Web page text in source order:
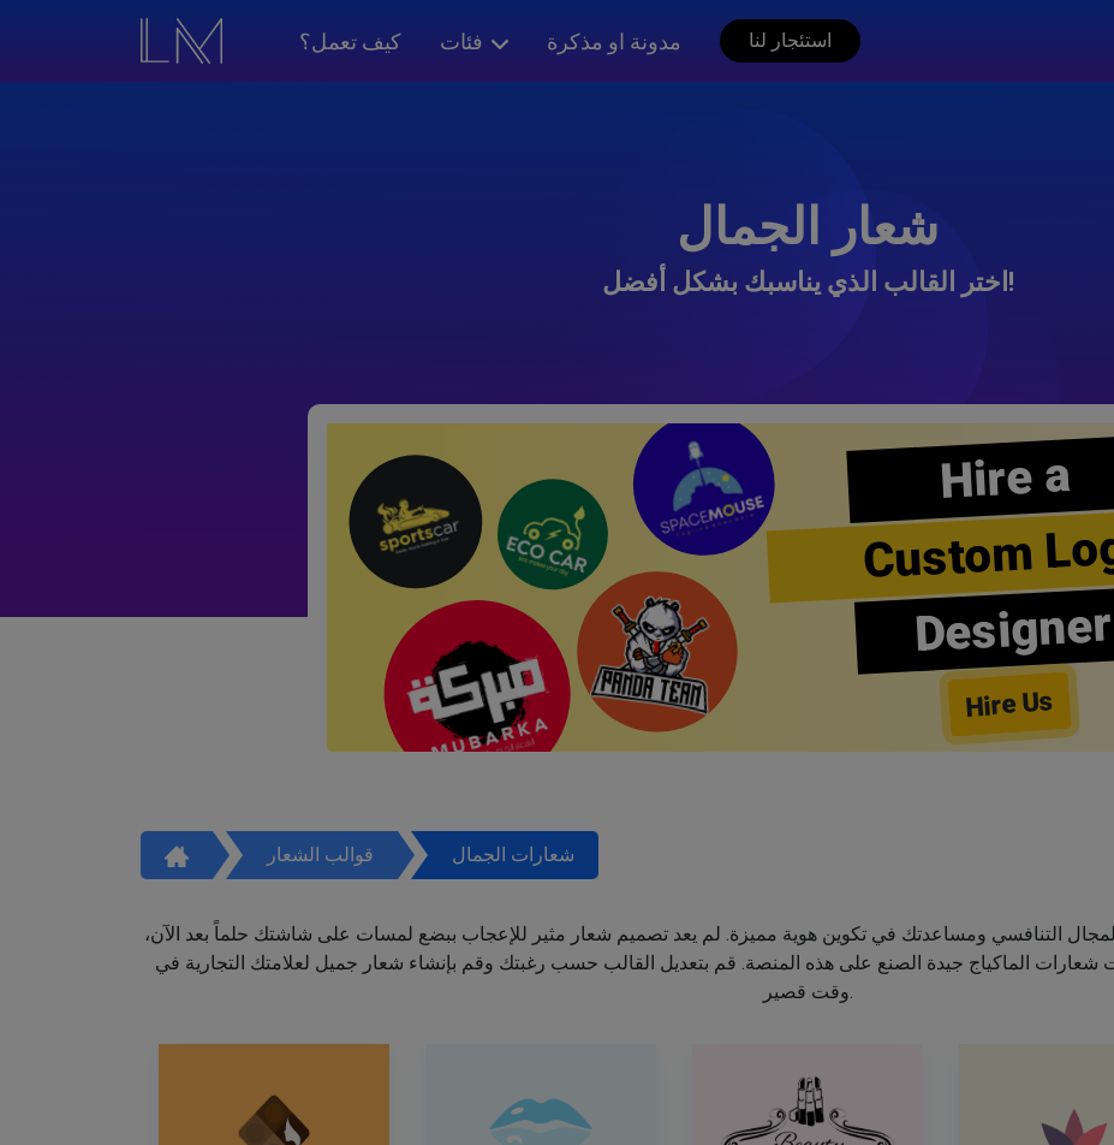
كيف تعمل؟ فئات مدونة او مذكرة استئجار لنا
شعار الجمال
اختر القالب الذي يناسبك بشكل أفضل!
Hire a
Custom
Designer
Hire Us
قوالب الشعار شعارات الجمال
التنافسي ومساعدتك في تكوين هوية مميزة. لم يعد تصميم شعار مثير للإعجاب ببضع لمسات على شاشتك حلماً بعد الآن،
الماكياج جيدة الصنع على هذه المنصة. قم بتعديل القالب حسب رغبتك وقم بإنشاء شعار جميل لعلامتك التجارية في
وقت قصير.